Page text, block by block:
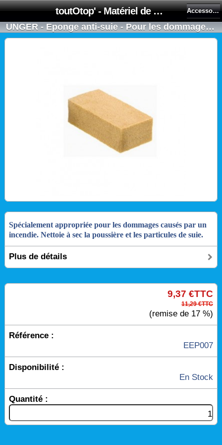
toutOtop' - Matériel de nettoyage, produit d'entretien, lubrifiant pour professionnel et particulier Accessoires pour perches telescopiques
UNGER - Eponge anti-suie - Pour les dommages causés par un incendie
Spécialement appropriée pour les dommages causés par un
incendie. Nettoie à sec la poussière et les particules de suie.
Plus de détails
9,37 €TTC
11,29 €TTC
(remise de 17 %)
Référence :
EEP007
Disponibilité :
En Stock
Quantité :